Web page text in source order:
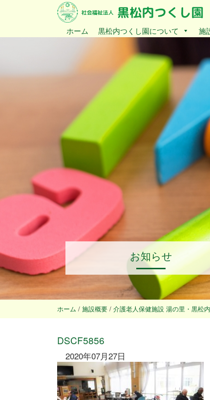
ホーム
黒松内つくし園について 施
お知らせ
ホーム / 施設概要 / 介護老人保健施設 湯の里・黒松内
DSCF5856
2020年07月27日